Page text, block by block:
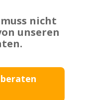
nicht
unseren